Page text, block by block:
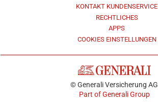
KONTAKT KUNDENSERVICE
RECHTLICHES
APPS
COOKIES EINSTELLUNGEN
© Generali Versicherung AG
Part of Generali Group